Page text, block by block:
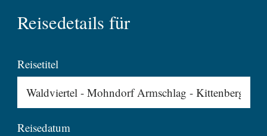
Reisedetails für
Reisetitel
Reisedatum